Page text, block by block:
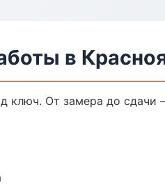
в
ключ. От замера до